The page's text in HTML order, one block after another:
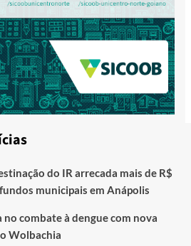
do IR arrecada mais de R$
municipais em Anápolis
no combate à dengue com nova
Wolbachia